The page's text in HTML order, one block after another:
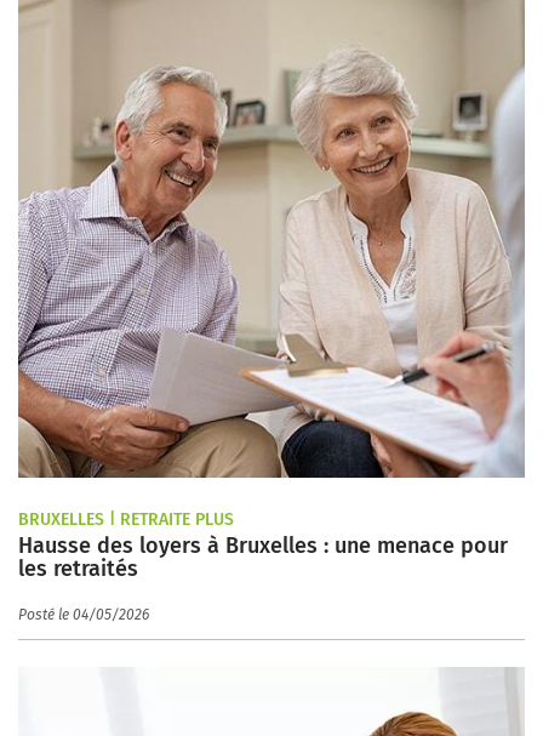
BRUXELLES | RETRAITE PLUS
Hausse des loyers à Bruxelles : une menace pour
les retraités
Posté le 04/05/2026